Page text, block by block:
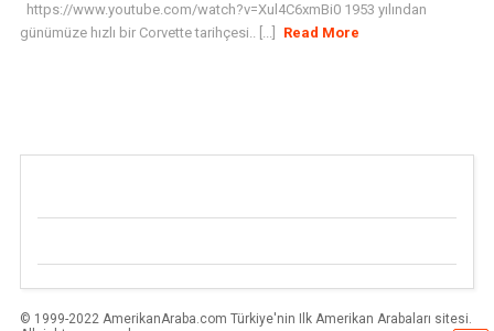
https://www.youtube.com/watch?v=Xul4C6xmBi0 1953 yılından
günümüze hızlı bir Corvette tarihçesi.. [...]
Read More
© 1999-2022 AmerikanAraba.com Türkiye'nin Ilk Amerikan Arabaları sitesi.